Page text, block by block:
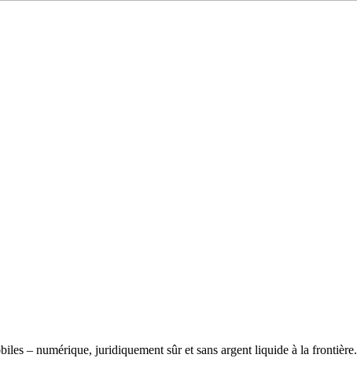
– numérique, juridiquement sûr et sans argent liquide à la frontière.